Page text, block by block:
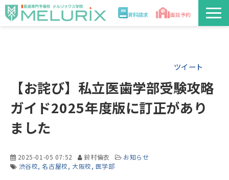
資料請求 面談予約
合格実績・合格体験記
講師
ツイート
【お詫び】私立医歯学部受験攻略
ガイド2025年度版に訂正があり
ました
2025-01-05 07:52 鈴村倫衣
お知らせ
渋谷校 名古屋校 大阪校 医学部